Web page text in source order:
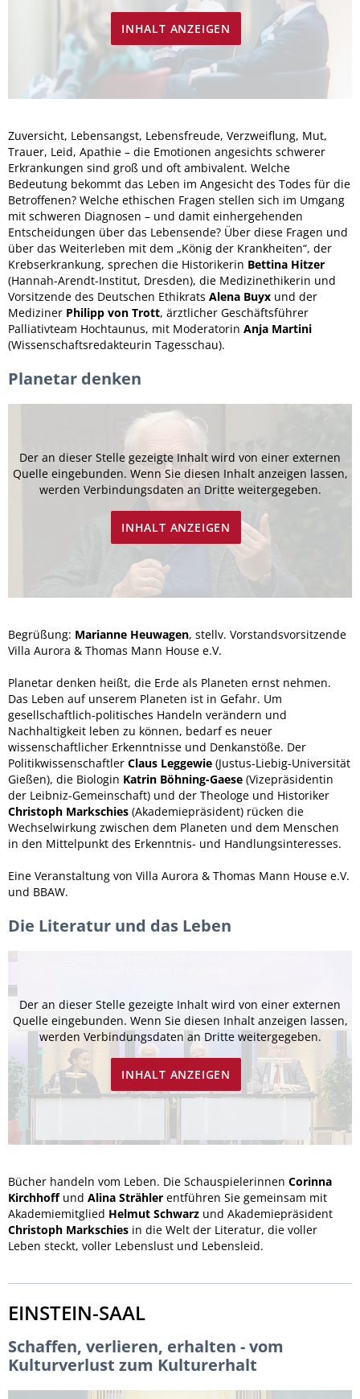
INHALT ANZEIGEN
Zuversicht, Lebensangst, Lebensfreude, Verzweiflung, Mut,
Trauer, Leid, Apathie – die Emotionen angesichts schwerer
Erkrankungen sind groß und oft ambivalent. Welche
Bedeutung bekommt das Leben im Angesicht des Todes für die
Betroffenen? Welche ethischen Fragen stellen sich im Umgang
mit schweren Diagnosen – und damit einhergehenden
Entscheidungen über das Lebensende? Über diese Fragen und
über das Weiterleben mit dem „König der Krankheiten“, der
Krebserkrankung, sprechen die Historikerin Bettina Hitzer
(Hannah-Arendt-Institut, Dresden), die Medizinethikerin und
Vorsitzende des Deutschen Ethikrats Alena Buyx und der
Mediziner Philipp von Trott, ärztlicher Geschäftsführer
Palliativteam Hochtaunus, mit Moderatorin Anja Martini
(Wissenschaftsredakteurin Tagesschau).
Planetar denken
Der an dieser Stelle gezeigte Inhalt wird von einer externen
Quelle eingebunden. Wenn Sie diesen Inhalt anzeigen lassen,
werden Verbindungsdaten an Dritte weitergegeben.
INHALT ANZEIGEN
Begrüßung: Marianne Heuwagen, stellv. Vorstandsvorsitzende
Villa Aurora & Thomas Mann House e.V.
Planetar denken heißt, die Erde als Planeten ernst nehmen.
Das Leben auf unserem Planeten ist in Gefahr. Um
gesellschaftlich-politisches Handeln verändern und
Nachhaltigkeit leben zu können, bedarf es neuer
wissenschaftlicher Erkenntnisse und Denkanstöße. Der
Politikwissenschaftler Claus Leggewie (Justus-Liebig-Universität
Gießen), die Biologin Katrin Böhning-Gaese (Vizepräsidentin
der Leibniz-Gemeinschaft) und der Theologe und Historiker
Christoph Markschies (Akademiepräsident) rücken die
Wechselwirkung zwischen dem Planeten und dem Menschen
in den Mittelpunkt des Erkenntnis- und Handlungsinteresses.
Eine Veranstaltung von Villa Aurora & Thomas Mann House e.V.
und BBAW.
Die Literatur und das Leben
Der an dieser Stelle gezeigte Inhalt wird von einer externen
Quelle eingebunden. Wenn Sie diesen Inhalt anzeigen lassen,
werden Verbindungsdaten an Dritte weitergegeben.
INHALT ANZEIGEN
Bücher handeln vom Leben. Die Schauspielerinnen Corinna
Kirchhoffund Alina Strähler entführen Sie gemeinsam mit
Akademiemitglied Helmut Schwarz und Akademiepräsident
Christoph Markschies in die Welt der Literatur, die voller
Leben steckt, voller Lebenslust und Lebensleid.
EINSTEIN-SAAL
Schaffen, verlieren, erhalten - vom
Kulturverlust zum Kulturerhalt